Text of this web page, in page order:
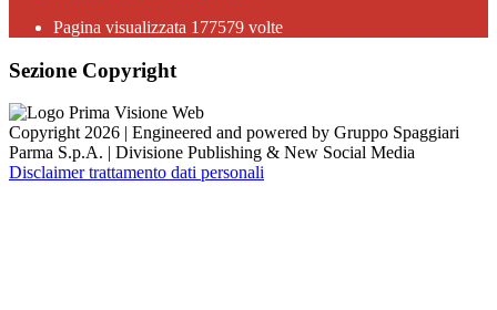
Pagina visualizzata 177579 volte
Sezione Copyright
Copyright 2026 | Engineered and powered by Gruppo Spaggiari
Parma S.p.A. | Divisione Publishing & New Social Media
Disclaimer trattamento dati personali